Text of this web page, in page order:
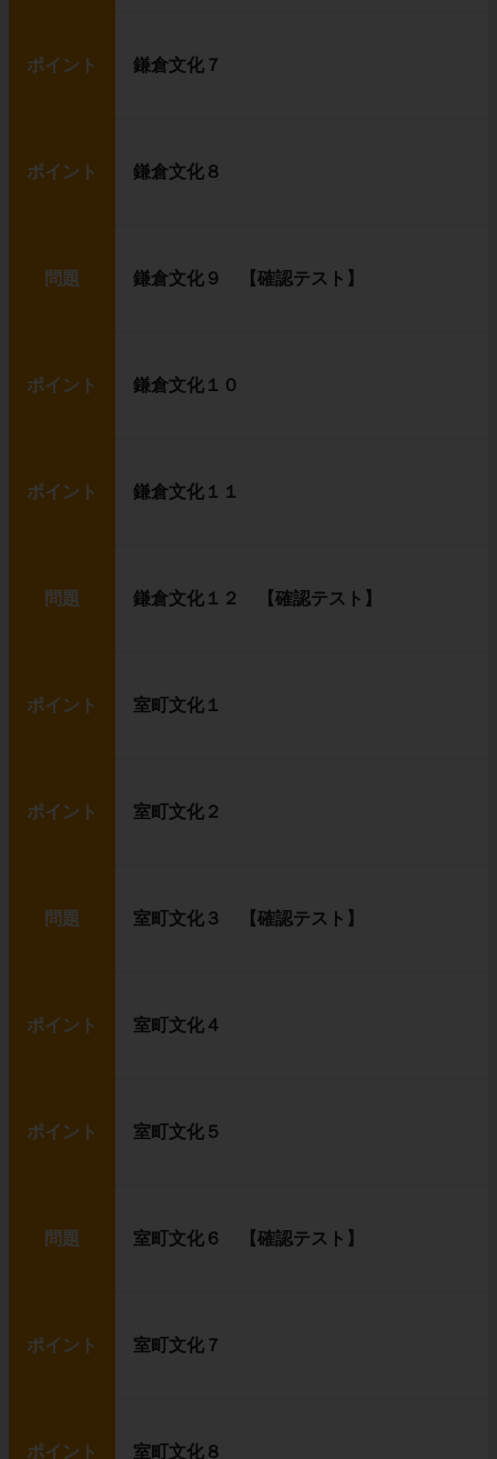
ポイント 鎌倉文化７
ポイント 鎌倉文化８
問題 鎌倉文化９ 【確認テスト】
ポイント 鎌倉文化１０
ポイント 鎌倉文化１１
問題 鎌倉文化１２ 【確認テスト】
ポイント 室町文化１
ポイント 室町文化２
問題 室町文化３ 【確認テスト】
ポイント 室町文化４
ポイント 室町文化５
問題 室町文化６ 【確認テスト】
ポイント 室町文化７
ポイント 室町文化８